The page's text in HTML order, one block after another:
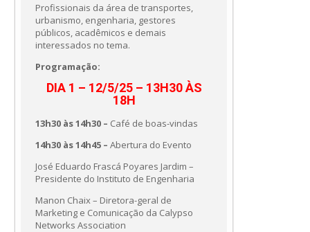
Profissionais da área de transportes,
urbanismo, engenharia, gestores
públicos, acadêmicos e demais
interessados no tema.
Programação:
DIA 1 – 12/5/25 – 13H30 ÀS
18H
13h30 às 14h30 – Café de boas-vindas
14h30 às 14h45 – Abertura do Evento
José Eduardo Frascá Poyares Jardim –
Presidente do Instituto de Engenharia
Manon Chaix – Diretora-geral de
Marketing e Comunicação da Calypso
Networks Association